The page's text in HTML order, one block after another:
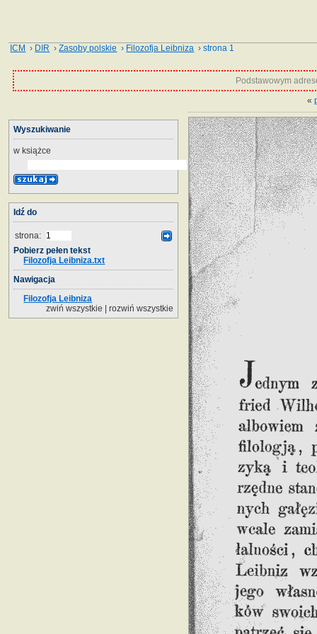
ICM › DIR ›Zasoby polskie › Filozofja Leibniza › strona 1
Podstawowym
«
Wyszukiwanie
w książce
Idź do
strona:
Pobierz pełen tekst
Filozofja Leibniza.txt
Nawigacja
Filozofja Leibniza
zwiń wszystkie | rozwiń wszystkie